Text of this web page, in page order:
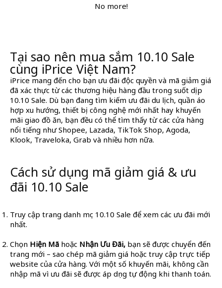
No more!
Tại sao nên mua sắm 10.10 Sale
cùng iPrice Việt Nam?
iPrice mang đến cho bạn ưu đãi độc quyền và mã giảm giá
đã xác thực từ các thương hiệu hàng đầu trong suốt dịp
10.10 Sale. Dù bạn đang tìm kiếm ưu đãi du lịch, quần áo
hợp xu hướng, thiết bị công nghệ mới nhất hay khuyến
mãi giao đồ ăn, bạn đều có thể tìm thấy từ các cửa hàng
nổi tiếng như Shopee, Lazada, TikTok Shop, Agoda,
Klook, Traveloka, Grab và nhiều hơn nữa.
Cách sử dụng mã giảm giá & ưu
đãi 10.10 Sale
Truy cập trang danh mục 10.10 Sale để xem các ưu đãi mới
nhất.
Chọn Hiện Mã hoặc Nhận Ưu Đãi, bạn sẽ được chuyển đến
trang mới – sao chép mã giảm giá hoặc truy cập trực tiếp
website của cửa hàng. Với một số khuyến mãi, không cần
nhập mã vì ưu đãi sẽ được áp dụng tự động khi thanh toán.